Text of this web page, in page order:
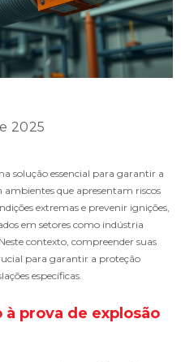
2025
solução essencial para garantir a
ambientes que apresentam riscos
extremas e prevenir ignições,
em setores como indústria
contexto, compreender suas
para garantir a proteção
específicas.
prova de explosão